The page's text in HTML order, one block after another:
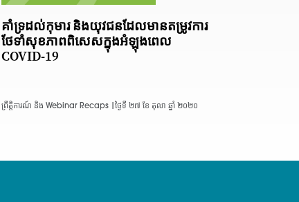
គាំទ្រដល់កុមារ និងយុវជនដែលមានតម្រូវការ
ថែទាំសុខភាពពិសេសក្នុងអំឡុងពេល
COVID-19
ព្រឹត្តិការណ៍ និង Webinar Recaps | ថ្ងៃទី ២៧ ខែ តុលា ឆ្នាំ ២០២០